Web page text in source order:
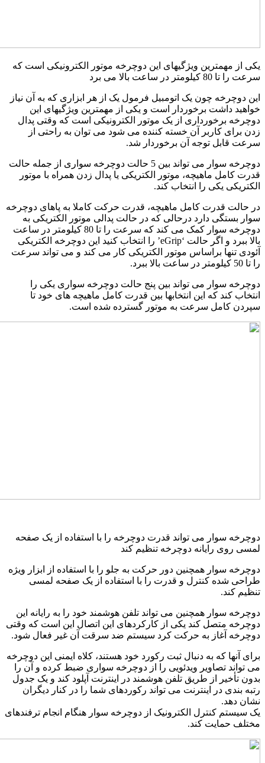
از مهمترین ویژگیهای این دوچرخه موتور الکترونیکی است که
را تا 80 کیلومتر در ساعت بالا می برد
دوچرخه چون یک اتومبیل فرمول یک از هر ابزاری که به آن نیاز
داشت برخوردار است و یکی از مهمترین ویژگیهای این
برخورداری از یک موتور الکترونیکی است که وقتی پدال
برای کاربر آن خسته کننده می شود می توان به راحتی از
قابل توجه آن برخوردار شد.
دوچرخه سوار می تواند بین 5 حالت دوچرخه سواری از جمله حالت
کامل ماهیچه، موتور الکتریکی یا پدال زدن همراه با موتور
یکی را انتخاب کند.
حالت قدرت کامل ماهیچه، قدرت حرکت کاملا به پاهای دوچرخه
بستگی دارد درحالی که در حالت پدالی موتور الکتریکی به
دوچرخه سوار کمک می کند که سرعت را تا 80 کیلومتر در ساعت
بالا ببرد و اگر حالت ‘eGrip’ را انتخاب کنید این دوچرخه الکتریکی
تنها براساس موتور الکتریکی کار می کند و می تواند سرعت
50 کیلومتر در ساعت بالا ببرد.
سوار می تواند بین پنج حالت دوچرخه سواری یکی را
کند که این انتخابها بین قدرت کامل ماهیچه های خود تا
کامل سرعت به موتور گسترده شده است.
سوار می تواند قدرت دوچرخه را با استفاده از یک صفحه
روی رایانه دوچرخه تنظیم کند
سوار همچنین دور حرکت به جلو را با استفاده از ابزار ویژه
شده کنترل و قدرت را با استفاده از یک صفحه لمسی
کند.
سوار همچنین می تواند تلفن هوشمند خود را به رایانه این
متصل کند یکی از کارکردهای این اتصال این است که وقتی
آغاز به حرکت کرد سیستم ضد سرقت آن غیر فعال شود.
آنها که به دنبال ثبت رکورد خود هستند، کلاه ایمنی این دوچرخه
تواند تصاویر ویدئویی را از دوچرخه سواری ضبط کرده و آن را
تأخیر از طریق تلفن هوشمند در اینترنت آپلود کند و یک جدول
بندی در اینترنت می تواند رکوردهای شما را در کنار دیگران
دهد.
سیستم کنترل الکترونیک از دوچرخه سوار هنگام انجام ترفندهای
حمایت کند.